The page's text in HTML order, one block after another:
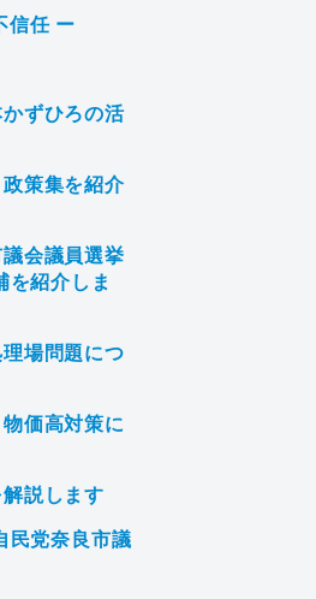
信任 ー
ずひろの活
策集を紹介
会議員選挙
を紹介しま
場問題につ
価高対策に
説します
民党奈良市議